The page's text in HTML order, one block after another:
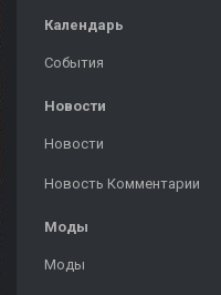
Календарь
События
Новости
Новости
Новость Комментарии
Моды
Моды